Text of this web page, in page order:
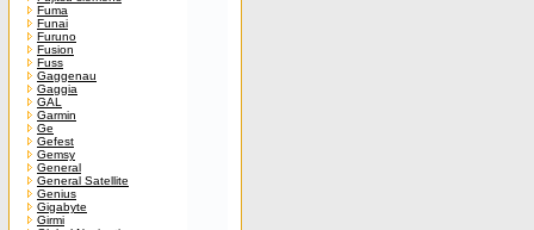
Fuma
Funai
Furuno
Fusion
Fuss
Gaggenau
Gaggia
GAL
Garmin
Ge
Gefest
Gemsy
General
General Satellite
Genius
Gigabyte
Girmi